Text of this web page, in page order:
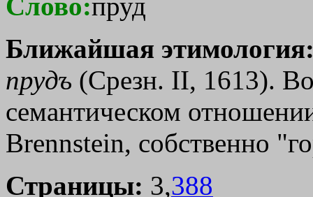
Ближайшая
прудъ (Срезн. II, 1613).
семантическом
Brennstein, собственно
Страницы: 3,388